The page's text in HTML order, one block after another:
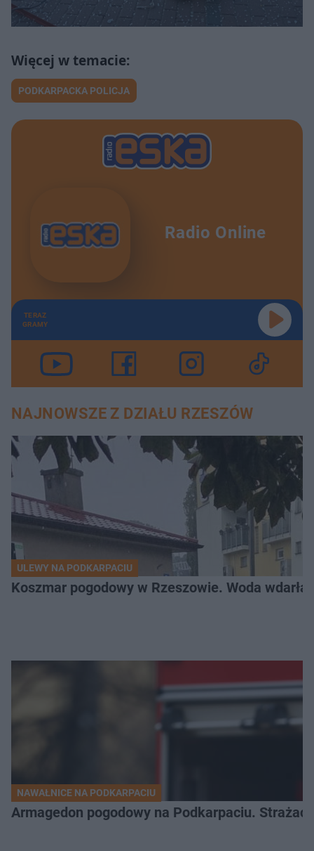
PODKARPACKA POLICJA
Radio Online
TERAZ
GRAMY
NAJNOWSZE Z DZIAŁU RZESZÓW
ULEWY NA PODKARPACIU
Koszmar pogodowy w Rzeszowie. Woda
NAWAŁNICE NA PODKARPACIU
Armagedon pogodowy na Podkarpaciu.